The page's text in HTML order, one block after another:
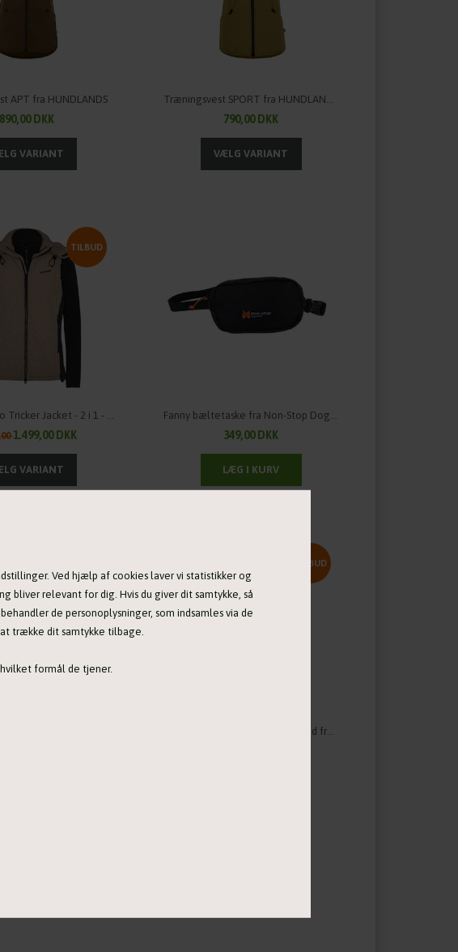
Ved hjælp af cookies laver vi statistikker og
bliver relevant for dig. Hvis du giver dit samtykke, så
de personoplysninger, som indsamles via de
trække dit samtykke tilbage.
formål de tjener.
APT fra HUNDLANDS
890,00 DKK
Træningsvest SPORT fra HUNDLANDS - en perfekt sommervest
790,00 DKK
TILBUD
DOGSOME Pro Tricker Jacket - 2 i 1 - Unisex
1.499,00 DKK
Fanny bæltetaske fra Non-Stop Dogwear
349,00 DKK
TILBUD
Obidience træningsvest til mænd fra Non-Stop Dogwear